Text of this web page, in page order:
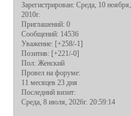
Зарегистрирован: Среда, 10 ноября,
2010г.
Приглашений: 0
Сообщений: 14536
Уважение: [+258/-1]
Позитив: [+221/-0]
Пол: Женский
Провел на форуме:
11 месяцев 23 дня
Последний визит:
Среда, 8 июля, 2026г. 20:59:14